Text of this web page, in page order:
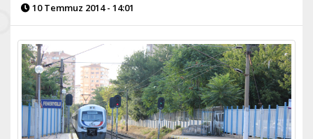
10 Temmuz 2014 - 14:01